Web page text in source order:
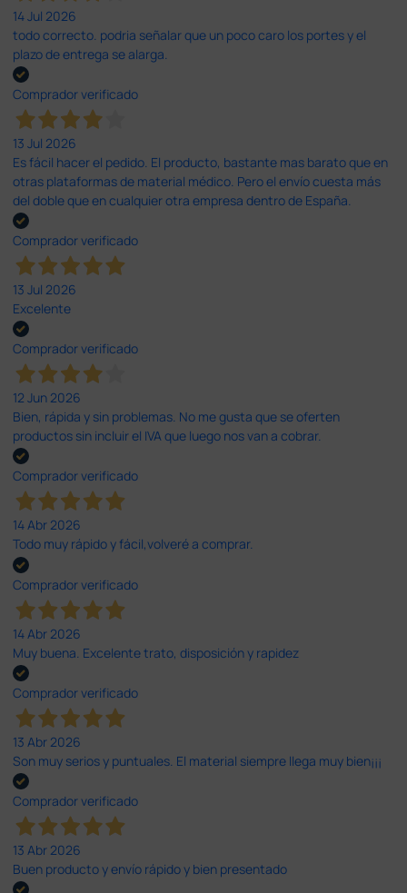
14 Jul 2026
todo correcto. podria señalar que un poco caro los portes y el
plazo de entrega se alarga.
Comprador verificado
13 Jul 2026
Es fácil hacer el pedido. El producto, bastante mas barato que en
otras plataformas de material médico. Pero el envío cuesta más
del doble que en cualquier otra empresa dentro de España.
Comprador verificado
13 Jul 2026
Excelente
Comprador verificado
12 Jun 2026
Bien, rápida y sin problemas. No me gusta que se oferten
productos sin incluir el IVA que luego nos van a cobrar.
Comprador verificado
14 Abr 2026
Todo muy rápido y fácil,volveré a comprar.
Comprador verificado
14 Abr 2026
Muy buena. Excelente trato, disposición y rapidez
Comprador verificado
13 Abr 2026
Son muy serios y puntuales. El material siempre llega muy bien¡¡¡
Comprador verificado
13 Abr 2026
Buen producto y envío rápido y bien presentado